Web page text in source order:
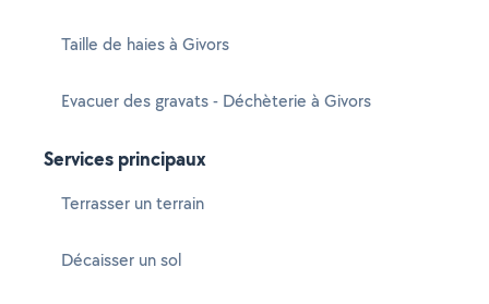
Taille de haies à Givors
Evacuer des gravats - Déchèterie à Givors
Services principaux
Terrasser un terrain
Décaisser un sol